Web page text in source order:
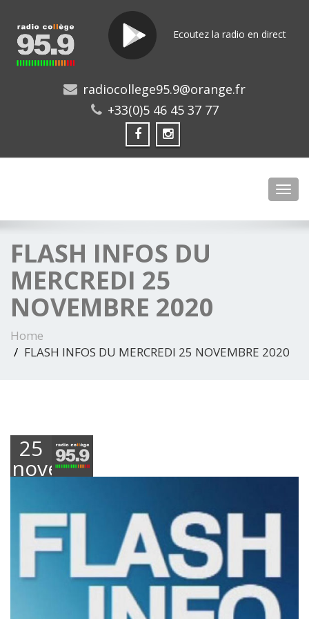
Ecoutez la radio en direct
radiocollege95.9@orange.fr
+33(0)5 46 45 37 77
FLASH INFOS DU
MERCREDI 25
NOVEMBRE 2020
Home
FLASH INFOS DU MERCREDI 25 NOVEMBRE 2020
25
novembre